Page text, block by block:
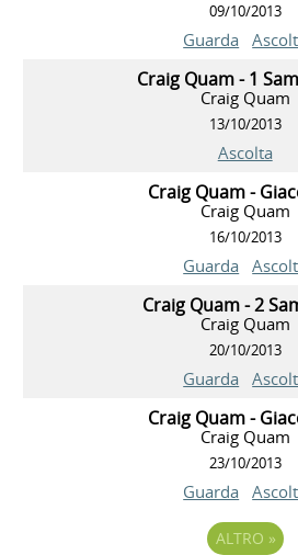
09/10/2013
Guarda
Craig Quam - 1
Craig Quam
13/10/2013
Ascolta
Craig Quam -
Craig Quam
16/10/2013
Guarda
Craig Quam - 2
Craig Quam
20/10/2013
Guarda
Craig Quam -
Craig Quam
23/10/2013
Guarda
ALTRO »